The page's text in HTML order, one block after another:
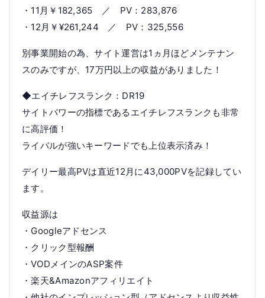
・11月￥182,365 ／ PV：283,876
・12月￥¥261,244 ／ PV：325,556
別事業開始の為、サイト運営は1ヵ月ほどメンテナン
スのみですが、17万円以上の収益がありました！
◆エイチレフスランク：DR19
サイトパワーの指標であるエイチレフスランクも非常
に高評価！
ライバルが強いキーワードでも上位表示済み！
デイリー最高PVは直近12月に43,000PVを記録してい
ます。
収益源は
・Googleアドセンス
・クリック型報酬
・VODメインのASP案件
・楽天&Amazonアフィリエイト